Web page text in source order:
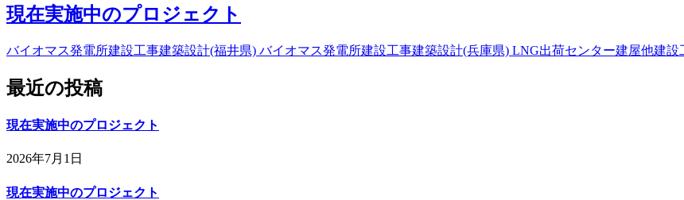
現在実施中のプロジェクト
バイオマス発電所建設工事建築設計(福井県) バイオマス発電所建設工事建築設計(兵庫県) LNG出荷センター建屋他建
最近の投稿
現在実施中のプロジェクト
2026年7月1日
現在実施中のプロジェクト